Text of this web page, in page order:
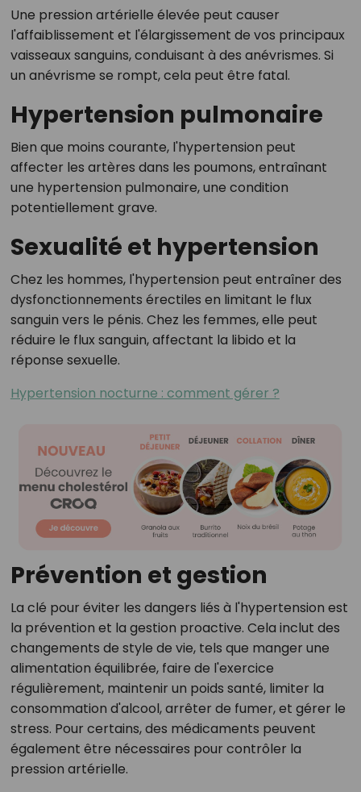
Une pression artérielle élevée peut causer
l'affaiblissement et l'élargissement de vos principaux
vaisseaux sanguins, conduisant à des anévrismes. Si
un anévrisme se rompt, cela peut être fatal.
Hypertension pulmonaire
Bien que moins courante, l'hypertension peut
affecter les artères dans les poumons, entraînant
une hypertension pulmonaire, une condition
potentiellement grave.
Sexualité et hypertension
Chez les hommes, l'hypertension peut entraîner des
dysfonctionnements érectiles en limitant le flux
sanguin vers le pénis. Chez les femmes, elle peut
réduire le flux sanguin, affectant la libido et la
réponse sexuelle.
Hypertension nocturne : comment gérer ?
Prévention et gestion
La clé pour éviter les dangers liés à l'hypertension est
la prévention et la gestion proactive. Cela inclut des
changements de style de vie, tels que manger une
alimentation équilibrée, faire de l'exercice
régulièrement, maintenir un poids santé, limiter la
consommation d'alcool, arrêter de fumer, et gérer le
stress. Pour certains, des médicaments peuvent
également être nécessaires pour contrôler la
pression artérielle.